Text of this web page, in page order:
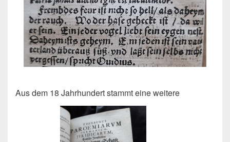
Aus dem 18 Jahrhundert stammt eine weitere